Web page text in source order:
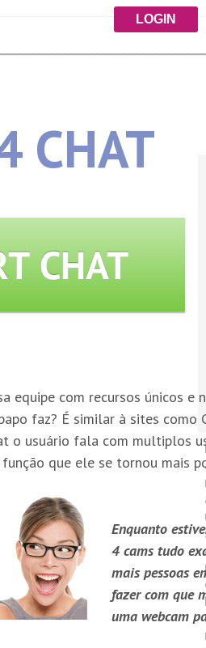
LOGIN
CHAT
equipe com recursos únicos
faz? É similar à sites
o usuário fala com multiplos
que ele se tornou mais
Enquanto
4 cams tudo
mais pessoas
fazer com que
uma webcam